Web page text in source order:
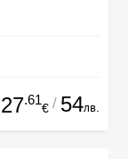
27.61
€ / 54лв.